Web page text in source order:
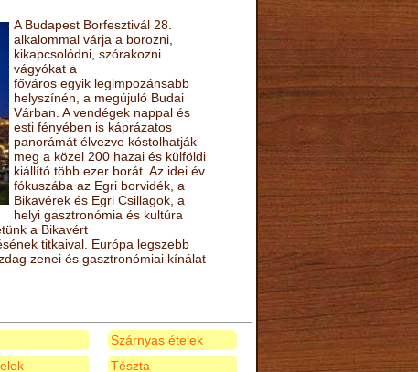
A Budapest Borfesztivál 28.
alkalommal várja a borozni,
kikapcsolódni, szórakozni
vágyókat a
főváros egyik legimpozánsabb
helyszínén, a megújuló Budai
Várban. A vendégek nappal és
esti fényében is káprázatos
panorámát élvezve kóstolhatják
meg a közel 200 hazai és külföldi
kiállító több ezer borát. Az idei év
fókuszába az Egri borvidék, a
Bikavérek és Egri Csillagok, a
helyi gasztronómia és kultúra
a Bikavért
titkaival. Európa legszebb
zenei és gasztronómiai kínálat
Szárnyas ételek
Tészta